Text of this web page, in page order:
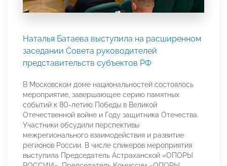
Наталья Батаева выступила на расширенном
заседании Совета руководителей
представительств субъектов РФ
В Московском доме национальностей состоялось
мероприятие, завершающее серию памятных
событий к 80-летию Победы в Великой
Отечественной войне и Году защитника Отечества.
Участники обсудили перспективы
межрегионального взаимодействия и развитие
регионов России. В числе спикеров мероприятия
выступила Председатель Астраханской «ОПОРЫ